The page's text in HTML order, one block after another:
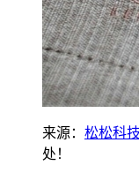
来源： 松松科技
处！